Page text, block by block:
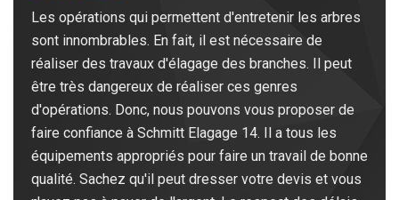
Les opérations qui permettent d'entretenir les arbres
sont innombrables. En fait, il est nécessaire de
réaliser des travaux d'élagage des branches. Il peut
être très dangereux de réaliser ces genres
d'opérations. Donc, nous pouvons vous proposer de
faire confiance à Schmitt Elagage 14. Il a tous les
équipements appropriés pour faire un travail de bonne
qualité. Sachez qu'il peut dresser votre devis et vous